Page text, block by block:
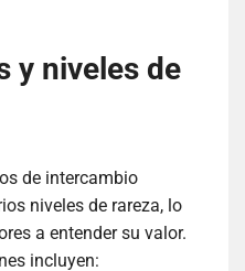
y niveles de
de intercambio
niveles de rareza, lo
a entender su valor.
incluyen: